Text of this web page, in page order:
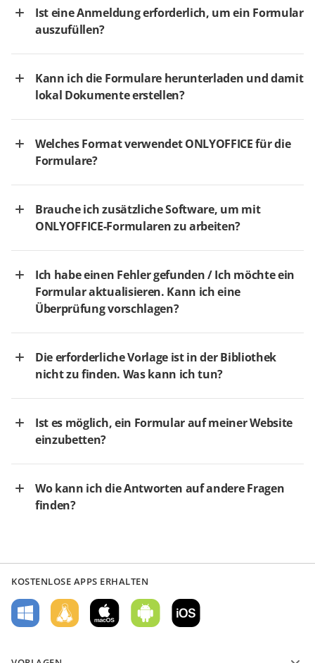
Ist eine Anmeldung erforderlich, um ein Formular
auszufüllen?
Kann ich die Formulare herunterladen und damit
lokal Dokumente erstellen?
Welches Format verwendet ONLYOFFICE für die
Formulare?
Brauche ich zusätzliche Software, um mit
ONLYOFFICE-Formularen zu arbeiten?
Ich habe einen Fehler gefunden / Ich möchte ein
Formular aktualisieren. Kann ich eine
Überprüfung vorschlagen?
Die erforderliche Vorlage ist in der Bibliothek
nicht zu finden. Was kann ich tun?
Ist es möglich, ein Formular auf meiner Website
einzubetten?
Wo kann ich die Antworten auf andere Fragen
finden?
KOSTENLOSE APPS ERHALTEN